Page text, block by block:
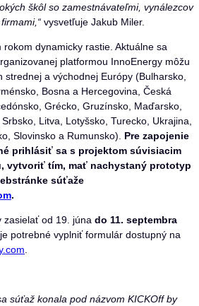
škôl so zamestnávateľmi, vynálezcov
vysvetľuje Jakub Miler.
dynamicky rastie. Aktuálne sa
platformou InnoEnergy môžu
a východnej Európy (Bulharsko,
Bosna a Hercegovina, Česká
Grécko, Gruzínsko, Maďarsko,
Litva, Lotyšsko, Turecko, Ukrajina,
Slovinsko a Rumunsko). Pre zapojenie
prihlásiť sa s projektom súvisiacim
vytvoriť tím, mať nachystaný prototyp
súťaže
.
zasielať od 19. júna do 11. septembra
potrebné vyplniť formulár dostupný na
súťaž konala pod názvom KICKOff by